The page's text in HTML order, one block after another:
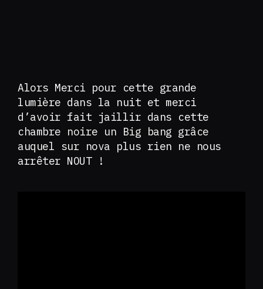
Alors Merci pour cette grande
lumière dans la nuit et merci
d’avoir fait jaillir dans cette
chambre noire un Big bang grâce
auquel sur nova plus rien ne nous
arrêter NOUT !